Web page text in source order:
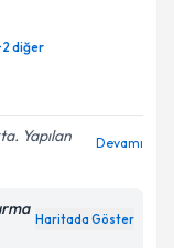
2 diğer
Yapılan
Devamı
Haritada Göster